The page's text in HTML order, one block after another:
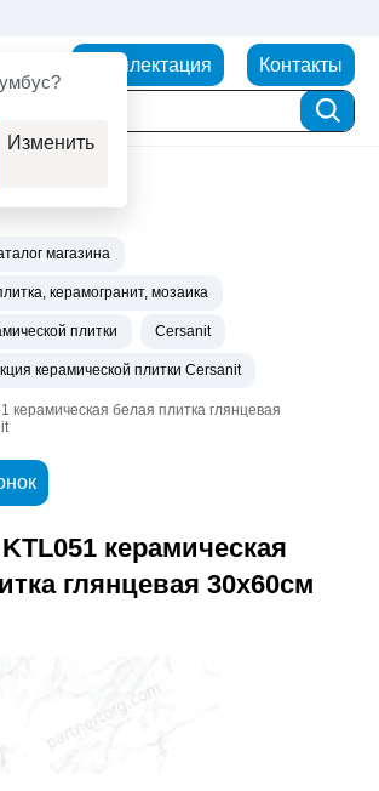
Изменить
Комплектация Контакты
магазина
керамогранит, мозаика
плитки Cersanit
керамической плитки Сersanit
керамическая белая плитка глянцевая
керамическая
глянцевая 30х60см